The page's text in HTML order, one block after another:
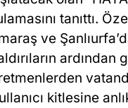
tanıttı.
ve
ardından
kitlesine